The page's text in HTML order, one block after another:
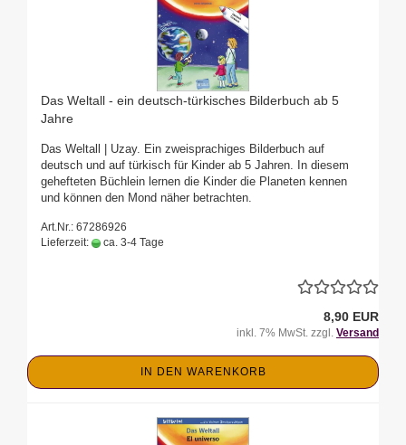
Das Weltall - ein deutsch-türkisches Bilderbuch ab 5
Jahre
Das Weltall | Uzay. Ein zweisprachiges Bilderbuch auf
deutsch und auf türkisch für Kinder ab 5 Jahren. In diesem
gehefteten Büchlein lernen die Kinder die Planeten kennen
und können den Mond näher betrachten.
Art.Nr.: 67286926
Lieferzeit:
ca. 3-4 Tage
8,90 EUR
inkl. 7% MwSt. zzgl. Versand
IN DEN WARENKORB